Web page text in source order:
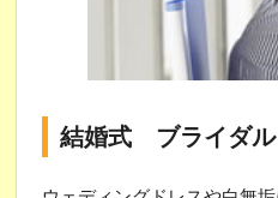
結婚式 ブライダル